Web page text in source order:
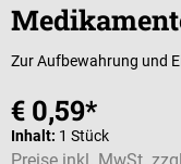
Zur Aufbewahrung und
€ 0,59*
Inhalt: 1 Stück